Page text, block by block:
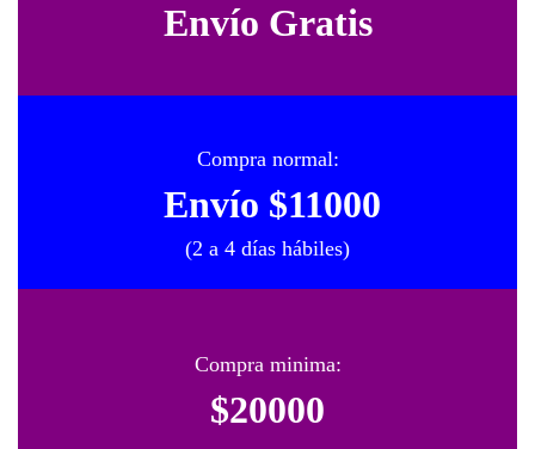
Envío Gratis
Compra normal:
Envío $11000
(2 a 4 días hábiles)
Compra minima:
$20000